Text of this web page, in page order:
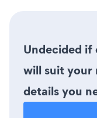
Undecided if
will suit your
details you